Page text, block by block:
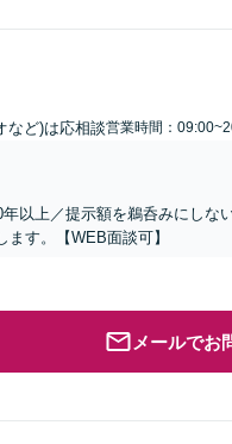
など)は応相談営業時間：
以上／提示額を鵜呑みにしな
す。【WEB面談可】
メールでお